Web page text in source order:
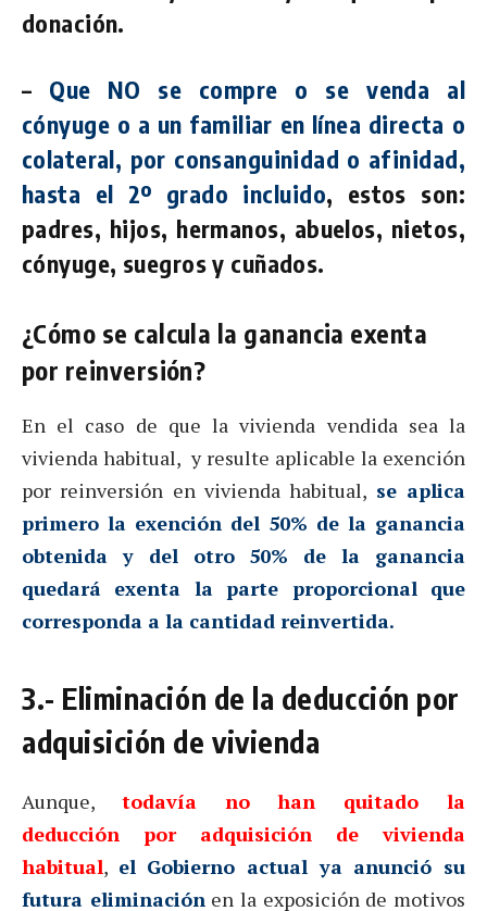
donación.
– Que NO se compre o se venda al
cónyuge o a un familiar en línea directa o
colateral, por consanguinidad o afinidad,
hasta el 2º grado incluido, estos son:
padres, hijos, hermanos, abuelos, nietos,
cónyuge, suegros y cuñados.
¿Cómo se calcula la ganancia exenta
por reinversión?
En el caso de que la vivienda vendida sea la
vivienda habitual, y resulte aplicable la exención
por reinversión en vivienda habitual, se aplica
primero la exención del 50% de la ganancia
obtenida y del otro 50% de la ganancia
quedará exenta la parte proporcional que
corresponda a la cantidad reinvertida.
3.- Eliminación de la deducción por
adquisición de vivienda
Aunque, todavía no han quitado la
deducción por adquisición de vivienda
habitual, el Gobierno actual ya anunció su
futura eliminación en la exposición de motivos